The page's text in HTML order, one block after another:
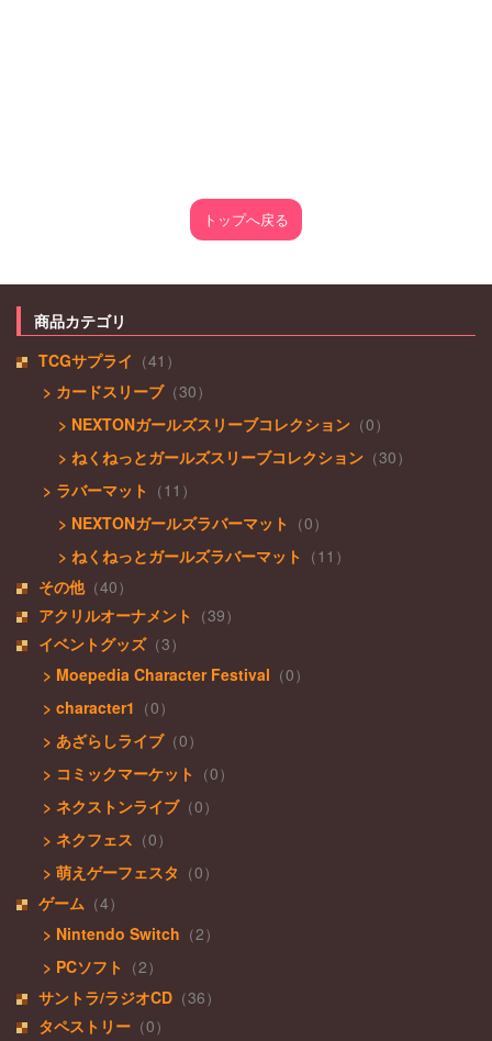
トップへ戻る
商品カテゴリ
TCGサプライ （41）
> カードスリーブ（30）
> NEXTONガールズスリーブコレクション （0）
> ねくねっとガールズスリーブコレクション （30）
> ラバーマット （11）
> NEXTONガールズラバーマット （0）
> ねくねっとガールズラバーマット （11）
その他（40）
アクリルオーナメント （39）
イベントグッズ（3）
> Moepedia Character Festival （0）
> character1 （0）
> あざらしライブ（0）
> コミックマーケット （0）
> ネクストンライブ（0）
> ネクフェス （0）
> 萌えゲーフェスタ （0）
ゲーム （4）
> Nintendo Switch （2）
> PCソフト （2）
サントラ/ラジオCD （36）
タペストリー （0）